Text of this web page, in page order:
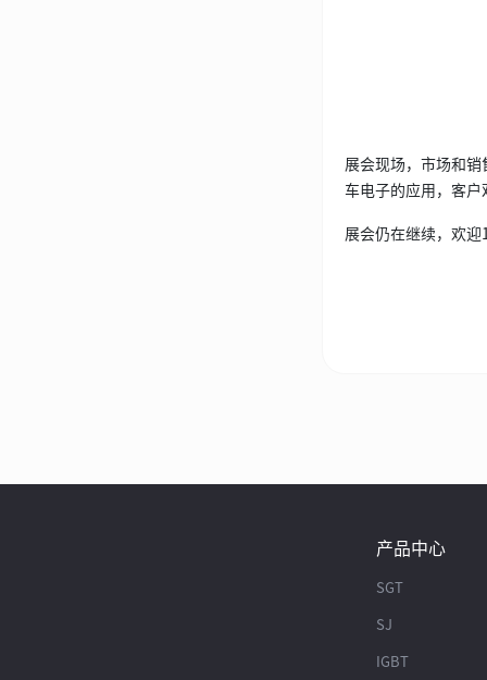
展会现场，市场和
车电子的应用，客
展会仍在继续，欢
产品中心
SGT
SJ
IGBT